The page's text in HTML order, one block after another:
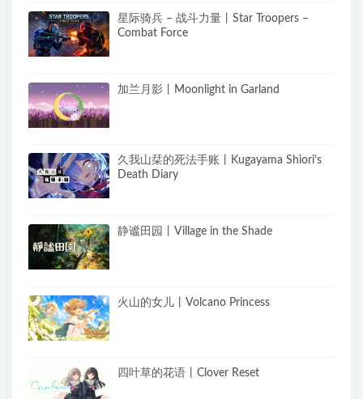
星际骑兵 – 战斗力量丨Star Troopers –
Combat Force
加兰月影丨Moonlight in Garland
久我山栞的死法手账丨Kugayama Shiori’s
Death Diary
静谧田园丨Village in the Shade
火山的女儿丨Volcano Princess
四叶草的花语丨Clover Reset